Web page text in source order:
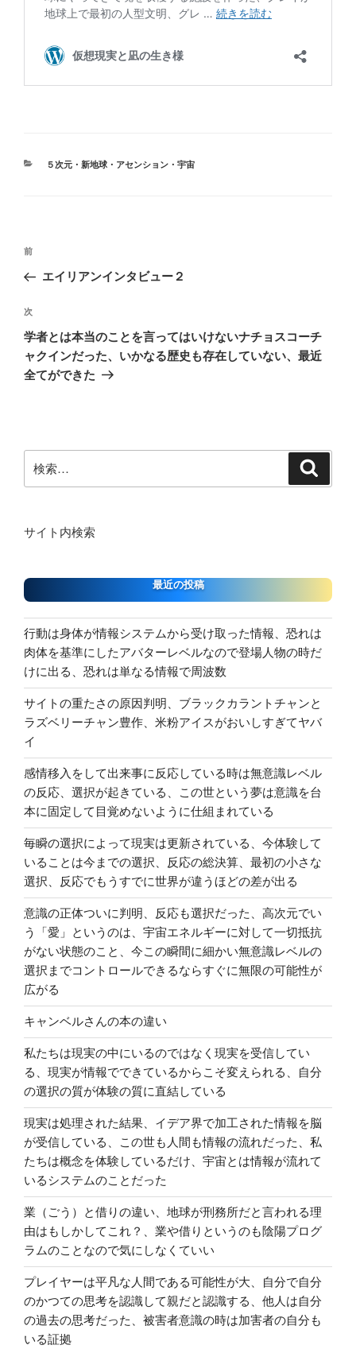
カ
５次元・新地球・アセンション・宇宙
投
ナ
ビ
ゲ
ー
シ
前
の
稿
前
エイリアンインタビュー２
次
の
投
稿
次
学者とは本当のことを言ってはいけないナチョスコーチ
ャクインだった、いかなる歴史も存在していない、最近
全てができた
索:
サイト内検索
最近の投稿
行動は身体が情報システムから受け取った情報、恐れは
肉体を基準にしたアバターレベルなので登場人物の時だ
けに出る、恐れは単なる情報で周波数
サイトの重たさの原因判明、ブラックカラントチャンと
ラズベリーチャン豊作、米粉アイスがおいしすぎてヤバ
イ
感情移入をして出来事に反応している時は無意識レベル
の反応、選択が起きている、この世という夢は意識を台
本に固定して目覚めないように仕組まれている
毎瞬の選択によって現実は更新されている、今体験して
いることは今までの選択、反応の総決算、最初の小さな
選択、反応でもうすでに世界が違うほどの差が出る
意識の正体ついに判明、反応も選択だった、高次元でい
う「愛」というのは、宇宙エネルギーに対して一切抵抗
がない状態のこと、今この瞬間に細かい無意識レベルの
選択までコントロールできるならすぐに無限の可能性が
広がる
キャンベルさんの本の違い
私たちは現実の中にいるのではなく現実を受信してい
る、現実が情報でできているからこそ変えられる、自分
の選択の質が体験の質に直結している
現実は処理された結果、イデア界で加工された情報を脳
が受信している、この世も人間も情報の流れだった、私
たちは概念を体験しているだけ、宇宙とは情報が流れて
いるシステムのことだった
業（ごう）と借りの違い、地球が刑務所だと言われる理
由はもしかしてこれ？、業や借りというのも陰陽プログ
ラムのことなので気にしなくていい
プレイヤーは平凡な人間である可能性が大、自分で自分
のかつての思考を認識して親だと認識する、他人は自分
の過去の思考だった、被害者意識の時は加害者の自分も
いる証拠